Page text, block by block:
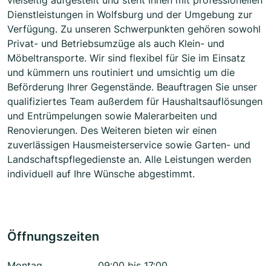
Dienstleistungen in Wolfsburg und der Umgebung zur
Verfügung. Zu unseren Schwerpunkten gehören sowohl
Privat- und Betriebsumzüge als auch Klein- und
Möbeltransporte. Wir sind flexibel für Sie im Einsatz
und kümmern uns routiniert und umsichtig um die
Beförderung Ihrer Gegenstände. Beauftragen Sie unser
qualifiziertes Team außerdem für Haushaltsauflösungen
und Entrümpelungen sowie Malerarbeiten und
Renovierungen. Des Weiteren bieten wir einen
zuverlässigen Hausmeisterservice sowie Garten- und
Landschaftspflegedienste an. Alle Leistungen werden
individuell auf Ihre Wünsche abgestimmt.
Öffnungszeiten